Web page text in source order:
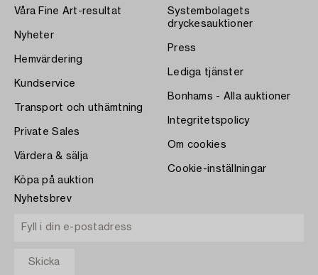
Våra Fine Art-resultat
Nyheter
Hemvärdering
Kundservice
Transport och uthämtning
Private Sales
Värdera & sälja
Köpa på auktion
Systembolagets
dryckesauktioner
Press
Lediga tjänster
Bonhams - Alla auktioner
Integritetspolicy
Om cookies
Cookie-inställningar
Nyhetsbrev